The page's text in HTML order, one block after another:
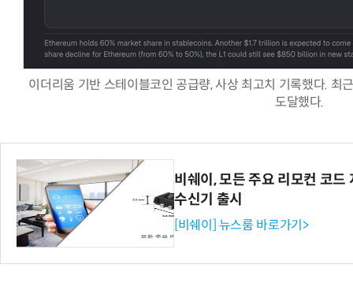
이더리움 기반 스테이블코인 공급량, 사상 최고치 기록했다.
도달했다.
비쉐이, 모든 주요 리모컨 코
수신기 출시
[비쉐이] 뉴스룸 바로가기>
“계속 쫓아왔다”…도망치